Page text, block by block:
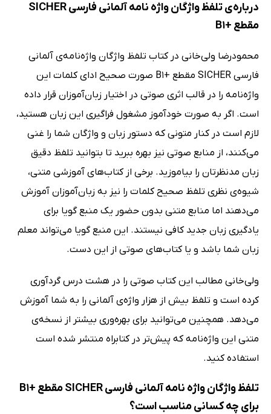
درباره‌ی تلفظ واژگان واژه‌ نامه‌ آلمانی فارسی SICHER
مقطع +B1
محمودرضا ولی‌خانی در کتاب تلفظ واژگان واژه‌نامه‌ی آلمانی
فارسی SICHER مقطع +B1 صورت صحیح ادای کلمات این
واژه‌نامه را در قالب اثری صوتی در اختیار زبان‌آموزان قرار داده
است. اگر به صورت خودآموز مشغول فراگیری این زبان هستید،
لازم است در کنار متونی که دستور زبان و واژگان شما را غنی
می‌کنند، از منابع صوتی نیز بهره ببرید تا بتوانید تلفظ دقیق
زبان مدنظرتان را بیاموزید. برخی از کتاب‌های آموزشی متنی،
شیوه‌ی نظری تلفظ صحیح کلمات را نیز به زبان‌آموزان آموزش
می‌دهند اما منابع متنی بدون حضور یک منبع گویا برای
یادگیری زبان جدید کافی نیستند. این منبع گویا می‌تواند معلم
زبان شما باشد و یا کتاب‌های صوتی از این دست.
ولی‌خانی مطالب این کتاب صوتی را در هشت درس گردآوری
کرده است و تلفظ بیش از هزار واژه‌ی آلمانی را به شما آموزش
می‌دهد. همچنین می‌توانید برای بهره‌وری بیشتر از نسخه‌ی
متنی این واژه‌نامه که پیش‌تر در کتابراه منتشر شده است
استفاده کنید.
تلفظ واژگان واژه‌ نامه‌ آلمانی فارسی SICHER مقطع +B1
برای چه کسانی مناسب است؟